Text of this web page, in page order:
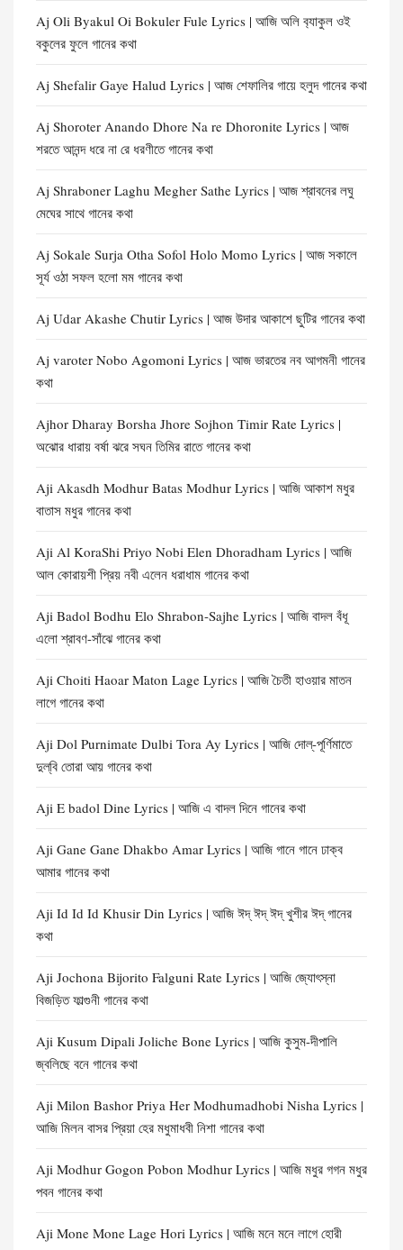
Aj Oli Byakul Oi Bokuler Fule Lyrics | আজি অলি ব‍্যাকুল ওই
বকুলের ফুলে গানের কথা
Aj Shefalir Gaye Halud Lyrics | আজ শেফালির গায়ে হলুদ গানের কথা
Aj Shoroter Anando Dhore Na re Dhoronite Lyrics | আজ
শরতে আনন্দ ধরে না রে ধরণীতে গানের কথা
Aj Shraboner Laghu Megher Sathe Lyrics | আজ শ্রাবনের লঘু
মেঘের সাথে গানের কথা
Aj Sokale Surja Otha Sofol Holo Momo Lyrics | আজ সকালে
সূর্য ওঠা সফল হলো মম গানের কথা
Aj Udar Akashe Chutir Lyrics | আজ উদার আকাশে ছুটির গানের কথা
Aj varoter Nobo Agomoni Lyrics | আজ ভারতের নব আগমনী গানের
কথা
Ajhor Dharay Borsha Jhore Sojhon Timir Rate Lyrics |
অঝোর ধারায় বর্ষা ঝরে সঘন তিমির রাতে গানের কথা
Aji Akasdh Modhur Batas Modhur Lyrics | আজি আকাশ মধুর
বাতাস মধুর গানের কথা
Aji Al KoraShi Priyo Nobi Elen Dhoradham Lyrics | আজি
আল কোরায়শী প্রিয় নবী এলেন ধরাধাম গানের কথা
Aji Badol Bodhu Elo Shrabon-Sajhe Lyrics | আজি বাদল বঁধূ
এলো শ্রাবণ-সাঁঝে গানের কথা
Aji Choiti Haoar Maton Lage Lyrics | আজি চৈতী হাওয়ার মাতন
লাগে গানের কথা
Aji Dol Purnimate Dulbi Tora Ay Lyrics | আজি দোল্-পূর্ণিমাতে
দুল্‌বি তোরা আয় গানের কথা
Aji E badol Dine Lyrics | আজি এ বাদল দিনে গানের কথা
Aji Gane Gane Dhakbo Amar Lyrics | আজি গানে গানে ঢাক্‌ব
আমার গানের কথা
Aji Id Id Id Khusir Din Lyrics | আজি ঈদ্ ঈদ্ ঈদ্ খুশীর ঈদ্ গানের
কথা
Aji Jochona Bijorito Falguni Rate Lyrics | আজি জ্যোৎস্না
বিজড়িত ফাল্গুনী গানের কথা
Aji Kusum Dipali Joliche Bone Lyrics | আজি কুসুম-দীপালি
জ্বলিছে বনে গানের কথা
Aji Milon Bashor Priya Her Modhumadhobi Nisha Lyrics |
আজি মিলন বাসর প্রিয়া হের মধুমাধবী নিশা গানের কথা
Aji Modhur Gogon Pobon Modhur Lyrics | আজি মধুর গগন মধুর
পবন গানের কথা
Aji Mone Mone Lage Hori Lyrics | আজি মনে মনে লাগে হোরী